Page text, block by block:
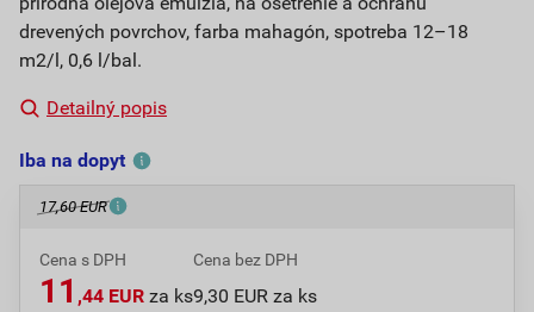
drevených povrchov, farba mahagón, spotreba 12–18
m2/l, 0,6 l/bal.
Detailný popis
Iba na dopyt
17,60 EUR
Cena s DPH
11 ,44 EUR za ks
Cena bez DPH
9,30 EUR za ks